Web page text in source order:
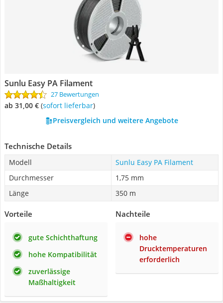
Sunlu Easy PA Filament
27 Bewertungen
ab 31,00 € ( Sofort lieferbar)
Preisvergleich und weitere Angebote
Technische Details
Modell
Sunlu Easy PA Filament
Durchmesser
1,75 mm
Länge
350 m
Vorteile
gute Schichthaftung
hohe Kompatibilität
zuverlässige
Maßhaltigkeit
Nachteile
hohe
Drucktemperaturen
erforderlich